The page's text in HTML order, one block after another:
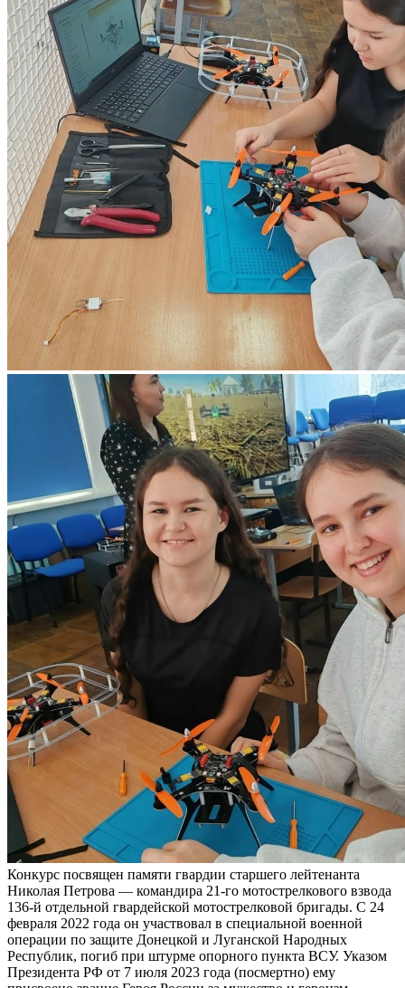
Конкурс посвящен памяти гвардии старшего лейтенанта
Николая Петрова — командира 21-го мотострелкового взвода
136-й отдельной гвардейской мотострелковой бригады. С 24
февраля 2022 года он участвовал в специальной военной
операции по защите Донецкой и Луганской Народных
Республик, погиб при штурме опорного пункта ВСУ. Указом
Президента РФ от 7 июля 2023 года (посмертно) ему